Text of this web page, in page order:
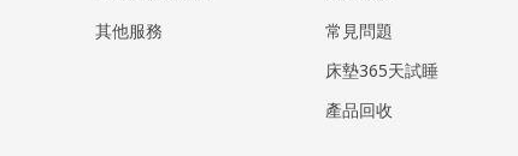
其他服務
常見問題
床墊365天試睡
產品回收